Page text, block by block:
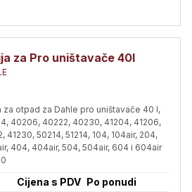
za Pro uništavače 40l
za otpad za Dahle pro uništavače 40 l,
40206, 40222, 40230, 41204, 41206,
41230, 50214, 51214, 104, 104air, 204,
404, 404air, 504, 504air, 604 i 604air
Cijena s PDV Po ponudi